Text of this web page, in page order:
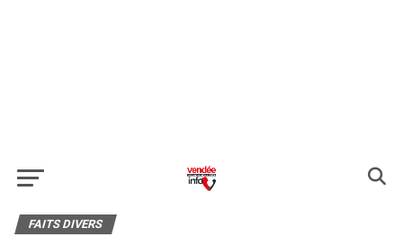
FAITS DIVERS